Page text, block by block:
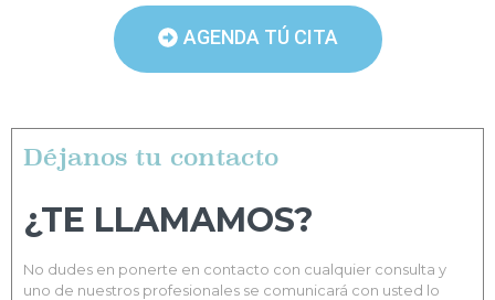
AGENDA TÚ CITA
Déjanos tu contacto
¿TE LLAMAMOS?
No dudes en ponerte en contacto con cualquier consulta y
uno de nuestros profesionales se comunicará con usted lo